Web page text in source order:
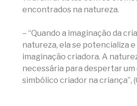
encontrados na natureza.
– “Quando a imaginação da
natureza, ela se potencializa
imaginação criadora. A
necessária para despertar um
simbólico criador na criança”,